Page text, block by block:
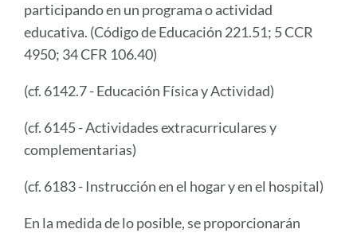
participando en un programa o actividad
educativa. (Código de Educación 221.51; 5 CCR
4950; 34 CFR 106.40)
(cf. 6142.7 - Educación Física y Actividad)
(cf. 6145 - Actividades extracurriculares y
complementarias)
(cf. 6183 - Instrucción en el hogar y en el hospital)
En la medida de lo posible, se proporcionarán